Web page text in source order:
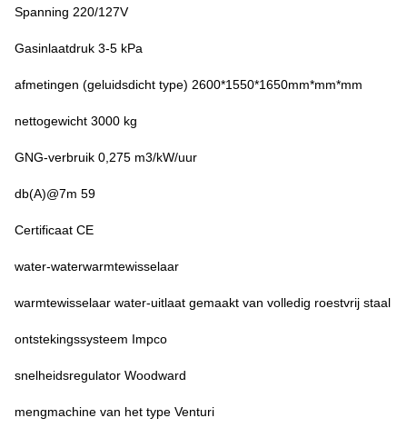
Spanning 220/127V
Gasinlaatdruk 3-5 kPa
afmetingen (geluidsdicht type) 2600*1550*1650mm*mm*mm
nettogewicht 3000 kg
GNG-verbruik 0,275 m3/kW/uur
db(A)@7m 59
Certificaat CE
water-waterwarmtewisselaar
warmtewisselaar water-uitlaat gemaakt van volledig roestvrij staal
ontstekingssysteem Impco
snelheidsregulator Woodward
mengmachine van het type Venturi